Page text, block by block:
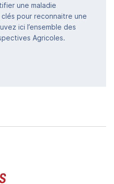
une maladie
pour reconnaitre une
ici l’ensemble des
Agricoles.